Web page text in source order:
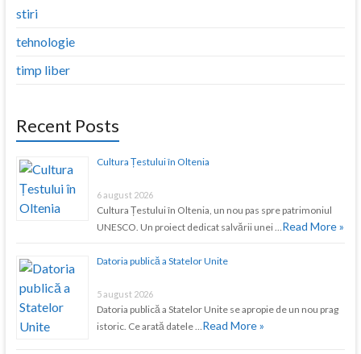
stiri
tehnologie
timp liber
Recent Posts
Cultura Țestului în Oltenia
6 august 2026
Cultura Țestului în Oltenia, un nou pas spre patrimoniul
UNESCO. Un proiect dedicat salvării unei … Read More »
Datoria publică a Statelor Unite
5 august 2026
Datoria publică a Statelor Unite se apropie de un nou prag
istoric. Ce arată datele … Read More »